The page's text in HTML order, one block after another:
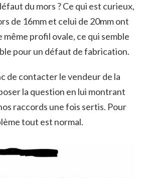
du mors ? Ce qui est curieux,
de 16mm et celui de 20mm ont
profil ovale, ce qui semble
pour un défaut de fabrication.
de contacter le vendeur de la
la question en lui montrant
raccords une fois sertis. Pour
tout est normal.